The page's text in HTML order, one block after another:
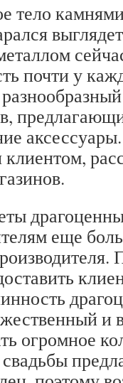
тело
почти у
еще
и
огромное